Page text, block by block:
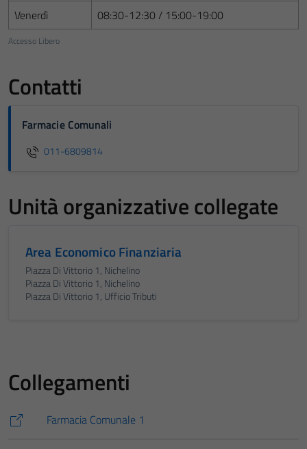
Accesso Libero
Venerdì 08:30-12:30 / 15:00-19:00
Contatti
Farmacie Comunali
011-6809814
Unità organizzative collegate
Area Economico Finanziaria
Piazza Di Vittorio 1, Nichelino
Piazza Di Vittorio 1, Nichelino
Piazza Di Vittorio 1, Ufficio Tributi
Collegamenti
Farmacia Comunale 1